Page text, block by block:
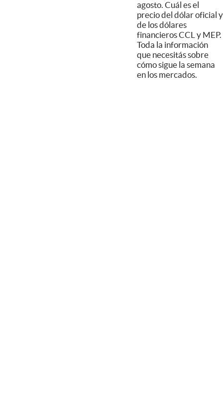
agosto. Cuál es el
precio del dólar oficial y
de los dólares
financieros CCL y MEP.
Toda la información
que necesitás sobre
cómo sigue la semana
en los mercados.